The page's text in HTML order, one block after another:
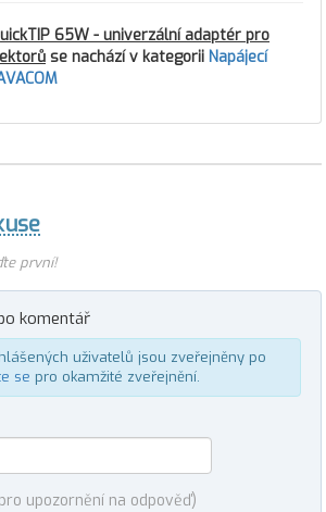
65W - univerzální adaptér pro
se nachází v kategorii Napájecí
první!
komentář
uživatelů jsou zveřejněny po
se pro okamžité zveřejnění.
upozornění na odpověď)